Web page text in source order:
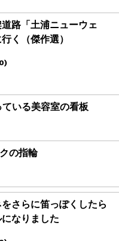
路「土浦ニューウェ
く（傑作選）
いる美容室の看板
の指輪
さらに笛っぽくしたら
なりました